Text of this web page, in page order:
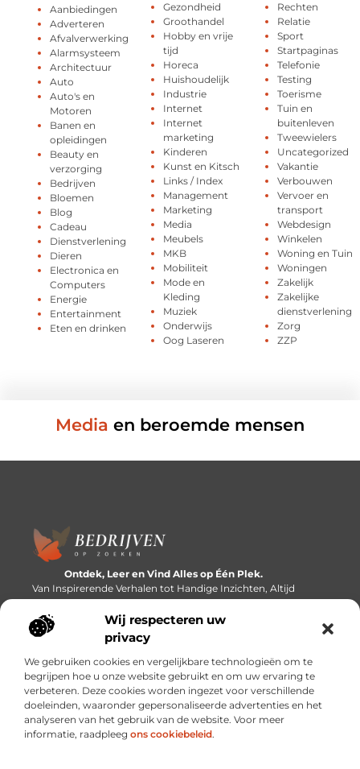
Wij respecteren uw
privacy
We gebruiken cookies en vergelijkbare technologieën om te
begrijpen hoe u onze website gebruikt en om uw ervaring te
verbeteren. Deze cookies worden ingezet voor verschillende
doeleinden, waaronder gepersonaliseerde advertenties en het
analyseren van het gebruik van de website. Voor meer
informatie, raadpleeg ons cookiebeleid.
Aanbiedingen
Adverteren
Afvalverwerking
Alarmsysteem
Architectuur
Auto
Auto's en
Motoren
Banen en
opleidingen
Beauty en
verzorging
Bedrijven
Bloemen
Blog
Cadeau
Dienstverlening
Dieren
Electronica en
Computers
Energie
Entertainment
Eten en drinken
Gezondheid
Groothandel
Hobby en vrije
tijd
Horeca
Huishoudelijk
Industrie
Internet
Internet
marketing
Kinderen
Kunst en Kitsch
Links / Index
Management
Marketing
Media
Meubels
MKB
Mobiliteit
Mode en
Kleding
Muziek
Onderwijs
Oog Laseren
Rechten
Relatie
Sport
Startpaginas
Telefonie
Testing
Toerisme
Tuin en
buitenleven
Tweewielers
Uncategorized
Vakantie
Verbouwen
Vervoer en
transport
Webdesign
Winkelen
Woning en Tuin
Woningen
Zakelijk
Zakelijke
dienstverlening
Zorg
ZZP
Media en beroemde mensen
Ontdek, Leer en Vind Alles op Één Plek.
Van Inspirerende Verhalen tot Handige Inzichten, Altijd
Binnen Handbereik.
Bericht categorie
Onze informatie